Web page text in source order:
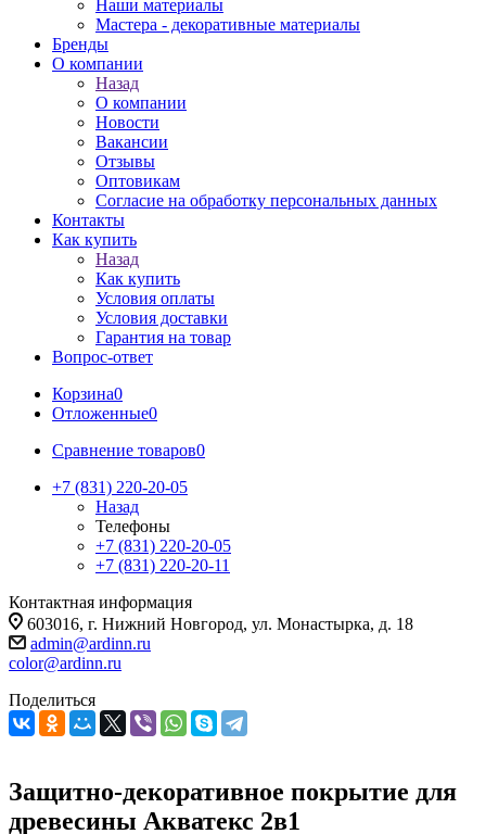
Наши материалы
Мастера - декоративные материалы
Бренды
О компании
Назад
О компании
Новости
Вакансии
Отзывы
Оптовикам
Cогласие на обработку персональных данных
Контакты
Как купить
Назад
Как купить
Условия оплаты
Условия доставки
Гарантия на товар
Вопрос-ответ
Корзина0
Отложенные0
Сравнение товаров0
+7 (831) 220-20-05
Назад
Телефоны
+7 (831) 220-20-05
+7 (831) 220-20-11
Контактная информация
603016, г. Нижний Новгород, ул. Монастырка, д. 18
admin@ardinn.ru
color@ardinn.ru
Поделиться
Защитно-декоративное покрытие для
древесины Акватекс 2в1